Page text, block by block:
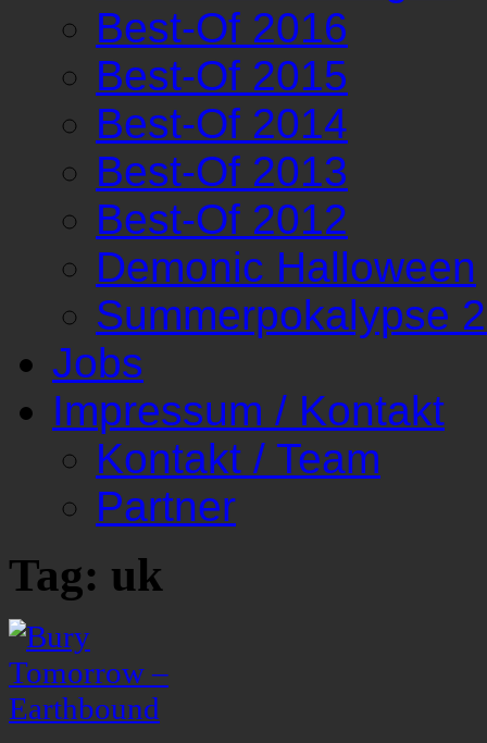
Best-Of 2016
Best-Of 2015
Best-Of 2014
Best-Of 2013
Best-Of 2012
Demonic Halloween
Summerpokalypse
Jobs
Impressum / Kontakt
Kontakt / Team
Partner
Tag: uk